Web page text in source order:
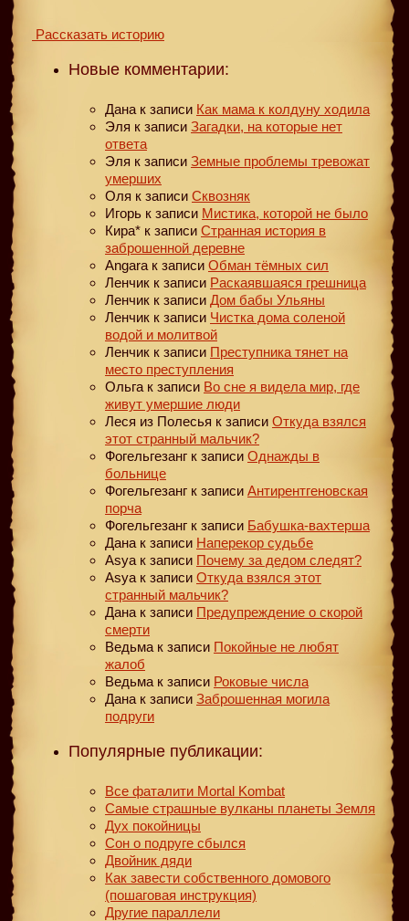
Рассказать историю
Новые комментарии:
Дана к записи Как мама к колдуну ходила
Эля к записи Загадки, на которые нет
ответа
Эля к записи Земные проблемы тревожат
умерших
Оля к записи Сквозняк
Игорь к записи Мистика, которой не было
Кира* к записи Странная история в
заброшенной деревне
Angara к записи Обман тёмных сил
Ленчик к записи Раскаявшаяся грешница
Ленчик к записи Дом бабы Ульяны
Ленчик к записи Чистка дома соленой
водой и молитвой
Ленчик к записи Преступника тянет на
место преступления
Ольга к записи Во сне я видела мир, где
живут умершие люди
Леся из Полесья к записи Откуда взялся
этот странный мальчик?
Фогельгезанг к записи Однажды в
больнице
Фогельгезанг к записи Антирентгеновская
порча
Фогельгезанг к записи Бабушка-вахтерша
Дана к записи Наперекор судьбе
Asya к записи Почему за дедом следят?
Asya к записи Откуда взялся этот
странный мальчик?
Дана к записи Предупреждение о скорой
смерти
Ведьма к записи Покойные не любят
жалоб
Ведьма к записи Роковые числа
Дана к записи Заброшенная могила
подруги
Популярные публикации:
Все фаталити Mortal Kombat
Самые страшные вулканы планеты Земля
Дух покойницы
Сон о подруге сбылся
Двойник дяди
Как завести собственного домового
(пошаговая инструкция)
Другие параллели